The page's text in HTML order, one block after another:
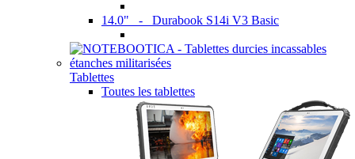
14.0" - Durabook S14i V3 Basic
Tablettes
Toutes les tablettes